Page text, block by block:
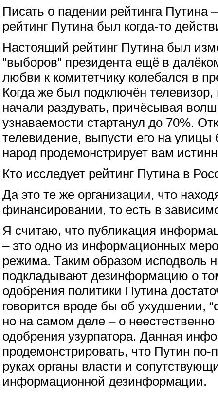
Писать о падении рейтинга Путина
рейтинг Путина был когда-то
Настоящий рейтинг Путина был
"выборов" президента ещё в
любви к комитетчику колебался в
Когда же был подключён
начали раздувать, причёсывая
узнаваемости стартанул до 70%.
телевидение, выпусти его на улицы
народ продемонстрирует вам
Кто исследует рейтинг Путина в
Да это те же организации, что
финансировании, то есть в
Я считаю, что публикация
– это одно из информационных
режима. Таким образом исподволь
подкладывают дезинформацию о
одобрения политики Путина
говорится вроде бы об ухудшении,
но на самом деле – о
одобрения узурпатора. Данная
продемонстрировать, что Путин
руках органы власти и
информационной дезинформации.